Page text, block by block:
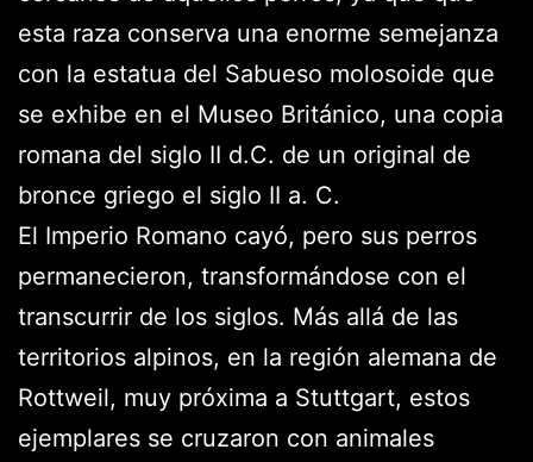
esta raza conserva una enorme semejanza
con la estatua del Sabueso molosoide que
se exhibe en el Museo Británico, una copia
romana del siglo II d.C. de un original de
bronce griego el siglo II a. C.
El Imperio Romano cayó, pero sus perros
permanecieron, transformándose con el
transcurrir de los siglos. Más allá de las
territorios alpinos, en la región alemana de
Rottweil, muy próxima a Stuttgart, estos
ejemplares se cruzaron con animales